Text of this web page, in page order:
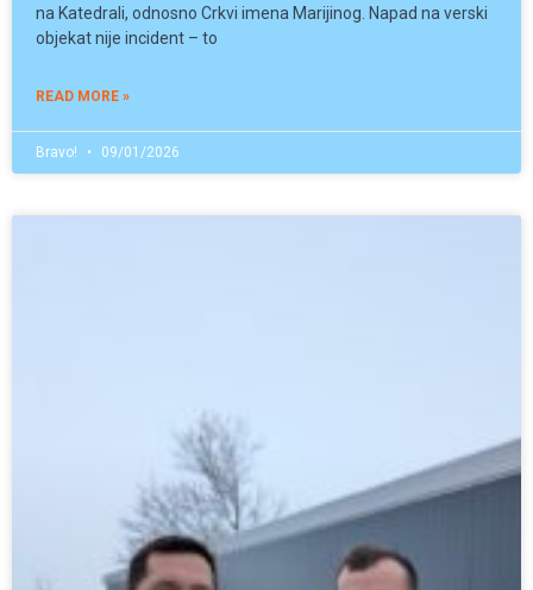
na Katedrali, odnosno Crkvi imena Marijinog. Napad na verski
objekat nije incident – to
READ MORE »
Bravo! 09/01/2026